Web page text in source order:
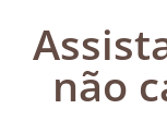
não